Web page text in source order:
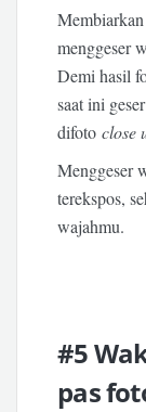
menggeser
Demi hasil
saat ini
difotoclose
Menggeser
terekspos,
wajahmu.
#5
pas